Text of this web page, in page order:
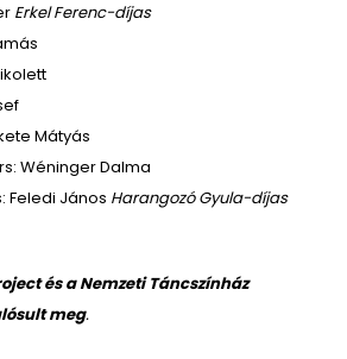
Erkel Ferenc-díjas
Mátyás
Wéninger Dalma
Feledi János Harangozó Gyula-díjas
és a Nemzeti Táncszínház
meg.